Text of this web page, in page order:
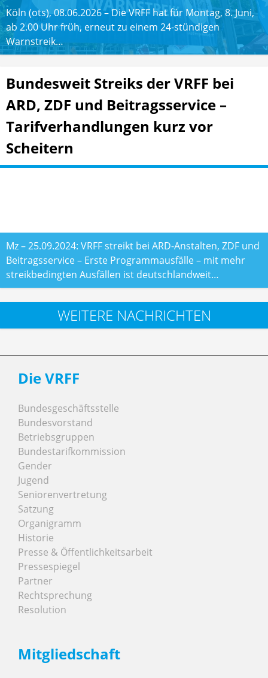
Köln (ots), 08.06.2026 – Die VRFF hat für Montag, 8. Juni,
ab 2.00 Uhr früh, erneut zu einem 24-stündigen
Warnstreik…
Bundesweit Streiks der VRFF bei
ARD, ZDF und Beitragsservice –
Tarifverhandlungen kurz vor
Scheitern
Mz – 25.09.2024: VRFF streikt bei ARD-Anstalten, ZDF und
Beitragsservice – Erste Programmausfälle – mit mehr
streikbedingten Ausfällen ist deutschlandweit…
WEITERE NACHRICHTEN
Die VRFF
Bundesgeschäftsstelle
Bundesvorstand
Betriebsgruppen
Bundestarifkommission
Gender
Jugend
Seniorenvertretung
Satzung
Organigramm
Historie
Presse & Öffentlichkeitsarbeit
Pressespiegel
Partner
Rechtsprechung
Resolution
Mitgliedschaft